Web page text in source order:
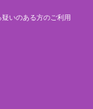
いのある方のご利用